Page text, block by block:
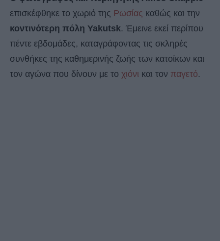
επισκέφθηκε το χωριό της Ρωσίας καθώς και την
κοντινότερη πόλη Yakutsk. Έμεινε εκεί περίπου
πέντε εβδομάδες, καταγράφοντας τις σκληρές
συνθήκες της καθημερινής ζωής των κατοίκων και
τον αγώνα που δίνουν με το χιόνι και τον παγετό.